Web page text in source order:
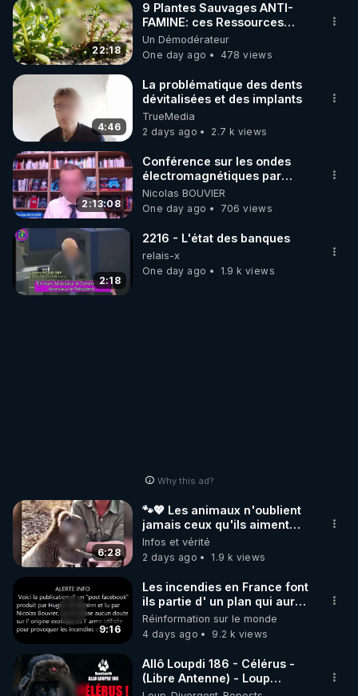
22:18
9 Plantes Sauvages ANTI-
FAMINE: ces Ressources
JARDIN&des Haies
Un Démodérateur
One day ago
478 views
4:46
La problématique des dents
dévitalisées et des implants
TrueMedia
2 days ago
2.7 k views
2:13:08
Conférence sur les ondes
électromagnétiques par
Grégoire Caustru et Bart de
Wever !
Nicolas BOUVIER
One day ago
706 views
2:18
2216 - L'état des banques
relais-x
One day ago
1.9 k views
Why this ad?
6:28
🐾💖 Les animaux n'oublient
jamais ceux qu'ils aiment…
🥹❤️
Infos et vérité
2 days ago
1.9 k views
9:16
Les incendies en France font
ils partie d' un plan qui aurait
débuté le 11 septembre 2001
?
Réinformation sur le monde
4 days ago
9.2 k views
Allô Loupdi 186 - Célérus -
(Libre Antenne) - Loup
Divergent 2026.08.06